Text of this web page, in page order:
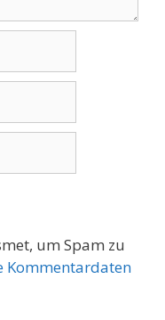
um Spam zu
Kommentardaten